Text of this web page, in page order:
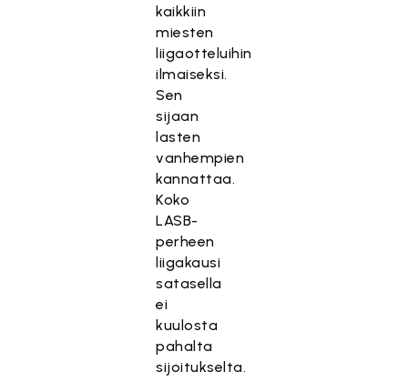
kaikkiin
miesten
liigaotteluihin
ilmaiseksi.
Sen
sijaan
lasten
vanhempien
kannattaa.
Koko
LASB-
perheen
liigakausi
satasella
ei
kuulosta
pahalta
sijoitukselta.